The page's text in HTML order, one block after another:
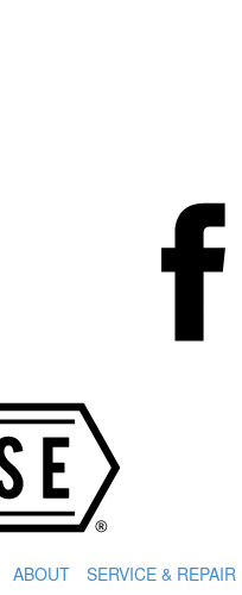
ABOUT SERVICE & REPAIR